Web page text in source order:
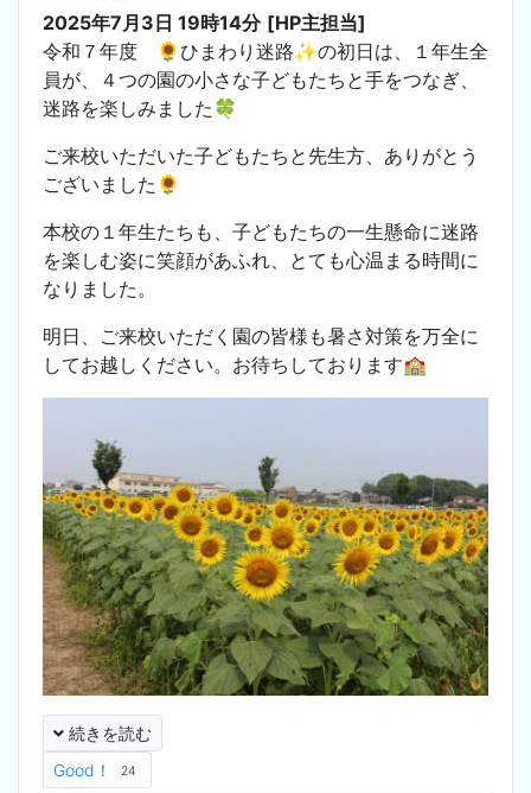
2025年7月3日 19時14分 [HP主担当]
令和７年度 🌻ひまわり迷路✨の初日は、１年生全
員が、４つの園の小さな子どもたちと手をつなぎ、
迷路を楽しみました🍀
ご来校いただいた子どもたちと先生方、ありがとう
ございました🌻
本校の１年生たちも、子どもたちの一生懸命に迷路
を楽しむ姿に笑顔があふれ、とても心温まる時間に
なりました。
明日、ご来校いただく園の皆様も暑さ対策を万全に
してお越しください。お待ちしております🏫
続きを読む
Good！
24